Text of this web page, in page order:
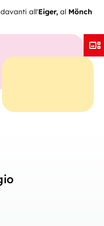
all'Eiger, al Mönch